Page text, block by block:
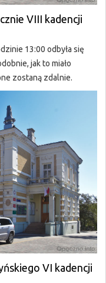
VIII kadencji
13:00 odbyła się
jak to miało
zostaną zdalnie.
VI kadencji